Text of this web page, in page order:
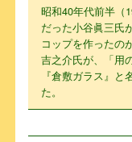
昭和40年代前半（
だった小谷眞三氏
コップを作ったの
吉之介氏が、「用
『倉敷ガラス』
た。